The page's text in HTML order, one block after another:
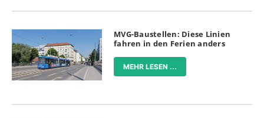
MVG-Baustellen: Diese Linien
fahren in den Ferien anders
MEHR LESEN ...